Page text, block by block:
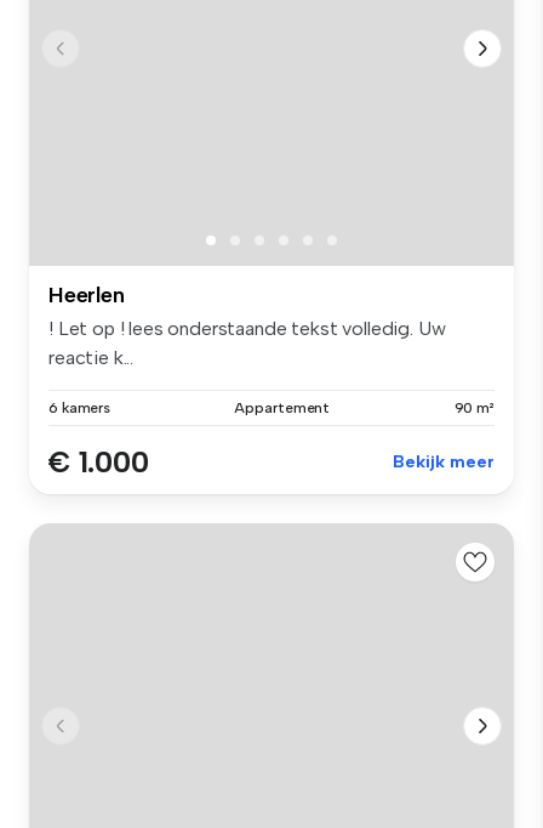
Heerlen
! Let op ! lees onderstaande tekst volledig. Uw
reactie k...
6 kamers Appartement 90 m²
€ 1.000 Bekijk meer